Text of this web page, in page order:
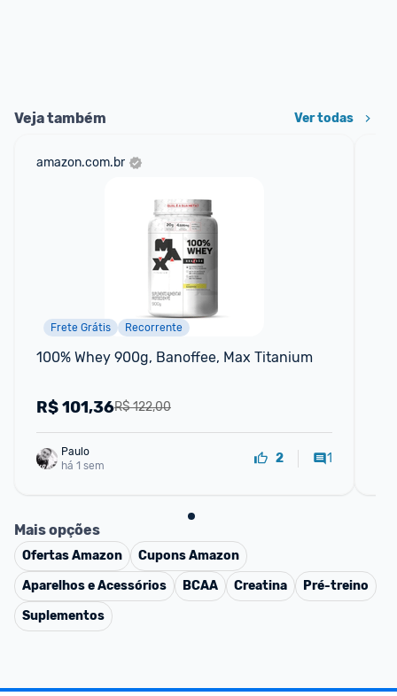
Veja também Ver todas
amazon.com.br
Frete Grátis Recorrente
100% Whey 900g, Banoffee, Max Titanium
R$ 122,00
R$101,36
Paulo
há 1 sem
2 1
Mais opções
OfertasAmazon CuponsAmazon
Aparelhos e Acessórios
BCAA Creatina
Pré-treino
Suplementos